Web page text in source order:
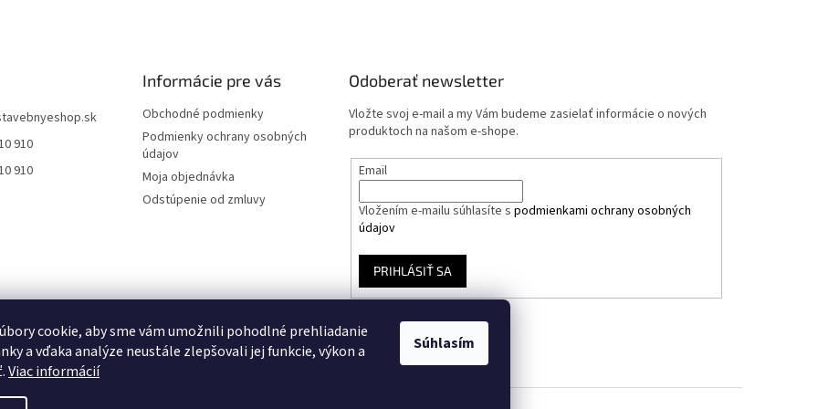
cookie, aby sme vám umožnili pohodlné prehliadanie
a vďaka analýze neustále zlepšovali jej funkcie, výkon a
Viac informácií
Súhlasím
910
910
Informácie pre vás
Obchodné podmienky
Podmienky ochrany osobných
údajov
Moja objednávka
Odstúpenie od zmluvy
Odoberať newsletter
Vložte svoj e-mail a my Vám budeme zasielať informácie o nových
produktoch na našom e-shope.
Email
Vložením e-mailu súhlasíte spodmienkami ochrany osobných
údajov
PRIHLÁSIŤ SA